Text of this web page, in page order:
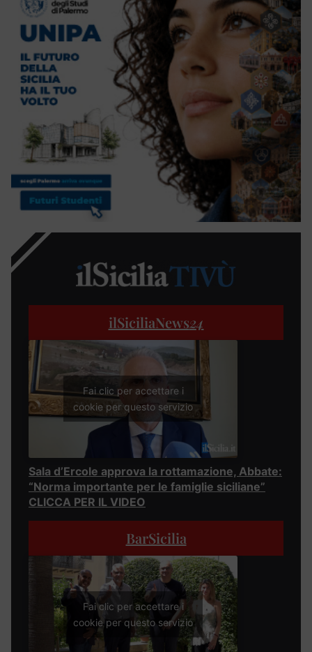
ilSiciliaNews24
Fai clic per accettare i
cookie per questo servizio
Sala d’Ercole approva la rottamazione, Abbate:
“Norma importante per le famiglie siciliane”
CLICCA PER IL VIDEO
BarSicilia
Fai clic per accettare i
cookie per questo servizio